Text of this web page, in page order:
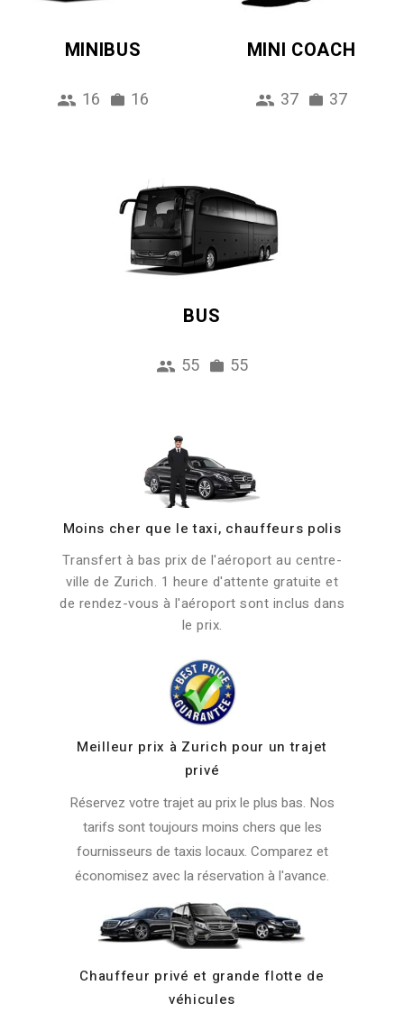
MINIBUS
16 16
MINI COACH
37 37
BUS
55 55
Moins cher que le taxi, chauffeurs polis
Transfert à bas prix de l'aéroport au centre-
ville de Zurich. 1 heure d'attente gratuite et
de rendez-vous à l'aéroport sont inclus dans
le prix.
Meilleur prix à Zurich pour un trajet
privé
Réservez votre trajet au prix le plus bas. Nos
tarifs sont toujours moins chers que les
fournisseurs de taxis locaux. Comparez et
économisez avec la réservation à l'avance.
Chauffeur privé et grande flotte de
véhicules